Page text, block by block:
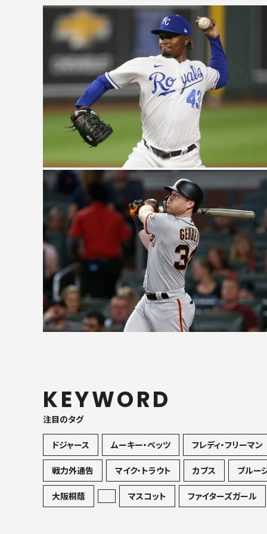
KEYWORD
注目のタグ
ドジャース ムーキー・ベッツ フレディ・フリーマン
戦力外通告 マイク・トラウト カブス ブルー
大阪桐蔭 マスコット ファイターズガール